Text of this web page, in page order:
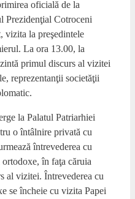
oficială de la
Prezidenţial Cotroceni
vizita la preşedintele
La ora 13.00, la
primul discurs al vizitei
reprezentanţii societăţii
la Palatul Patriarhiei
o întâlnire privată cu
întrevederea cu
în faţa căruia
al vizitei. Întrevederea cu
se încheie cu vizita Papei